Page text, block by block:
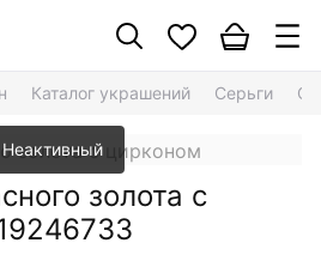
Каталог украшений Серьги
Неактивный
золота с